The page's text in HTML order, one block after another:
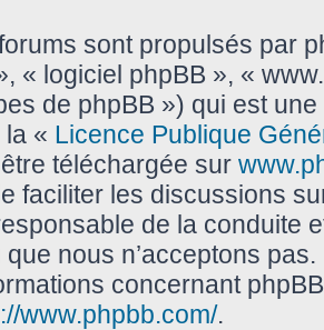
sont propulsés par
« logiciel phpBB », «
de phpBB ») qui est
« Licence Publique
téléchargée sur
faciliter les discussions
de la conduite
que nous n’acceptons
concernant
www.phpbb.com/.